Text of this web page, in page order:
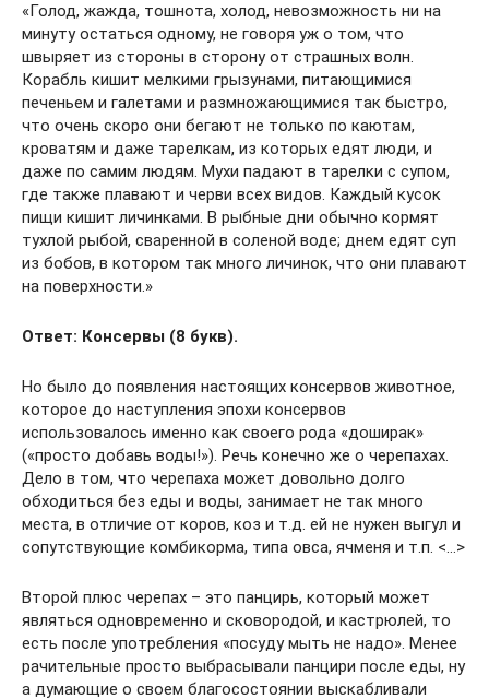
«Голод, жажда, тошнота, холод, невозможность ни на
минуту остаться одному, не говоря уж о том, что
швыряет из стороны в сторону от страшных волн.
Корабль кишит мелкими грызунами, питающимися
печеньем и галетами и размножающимися так быстро,
что очень скоро они бегают не только по каютам,
кроватям и даже тарелкам, из которых едят люди, и
даже по самим людям. Мухи падают в тарелки с супом,
где также плавают и черви всех видов. Каждый кусок
пищи кишит личинками. В рыбные дни обычно кормят
тухлой рыбой, сваренной в соленой воде; днем едят суп
из бобов, в котором так много личинок, что они плавают
на поверхности.»
Ответ: Консервы (8 букв).
Но было до появления настоящих консервов животное,
которое до наступления эпохи консервов
использовалось именно как своего рода «доширак»
(«просто добавь воды!»). Речь конечно же о черепахах.
Дело в том, что черепаха может довольно долго
обходиться без еды и воды, занимает не так много
места, в отличие от коров, коз и т.д. ей не нужен выгул и
сопутствующие комбикорма, типа овса, ячменя и т.п. <…>
Второй плюс черепах – это панцирь, который может
являться одновременно и сковородой, и кастрюлей, то
есть после употребления «посуду мыть не надо». Менее
рачительные просто выбрасывали панцири после еды, ну
а думающие о своем благосостоянии выскабливали